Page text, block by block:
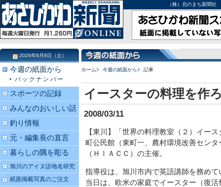
（株）北のまち新聞
ホーム 今週の紙面から 記事
イースターの料理を作
2008/03/11
【東川】「世界の料理教室（２）イー
町公民館（東町一、農村環境改善セン
（ＨＩＡＣＣ）の主催。
指導役は、旭川市内で英語講師を務め
当日は、欧米の家庭でイースター（復
2026年8月8日（土）
今週の紙面から
バックナンバー
スポーツの記録
みんなのおいしい話
釣り情報
元・編集長の直言
暮らしの隅を彫る
旭川のアイヌ語地名研究
紙面掲載写真のご注文